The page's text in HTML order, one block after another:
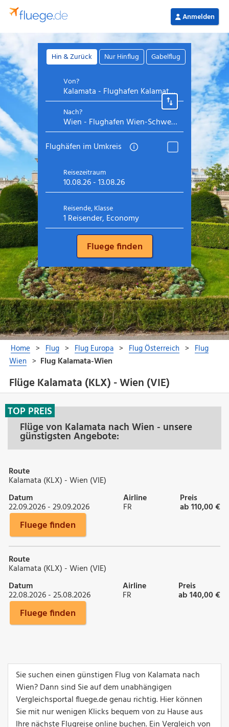
Flüge Kalamata (KLX) - Wien (VIE)
Flüge von Kalamata nach Wien - unsere
günstigsten Angebote:
TOP PREIS
Route
Kalamata (KLX) - Wien (VIE)
Datum
22.09.2026 - 29.09.2026
Airline
FR
Preis
ab 110,00 €
Fluege finden
Route
Kalamata (KLX) - Wien (VIE)
Datum
22.08.2026 - 25.08.2026
Airline
FR
Preis
ab 140,00 €
Fluege finden
Sie suchen einen günstigen Flug von Kalamata nach
Wien? Dann sind Sie auf dem unabhängigen
Vergleichsportal fluege.de genau richtig. Hier können
Sie mit nur wenigen Klicks bequem von zu Hause aus